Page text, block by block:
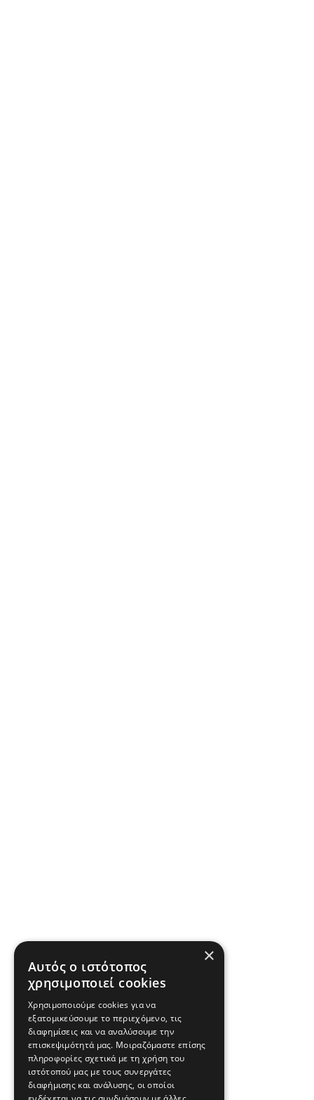
×
Αυτός ο ιστότοπος
χρησιμοποιεί cookies
Χρησιμοποιούμε cookies για να
εξατομικεύσουμε το περιεχόμενο, τις
διαφημίσεις και να αναλύσουμε την
επισκεψιμότητά μας. Μοιραζόμαστε επίσης
πληροφορίες σχετικά με τη χρήση του
ιστότοπού μας με τους συνεργάτες
διαφήμισης και ανάλυσης, οι οποίοι